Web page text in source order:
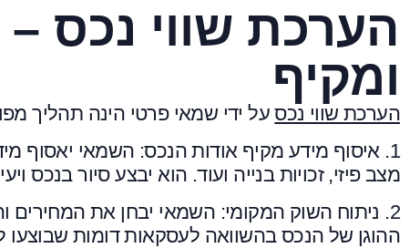
הערכת שווי נכס
ומקיף
הערכת שווי נכסעל ידי שמאי פרטי הינה תהליך
1. איסוף מידע מקיף אודות הנכס:
השמאי יאסוף
מצב פיזי, זכויות בנייה ועוד. הוא יבצע סיור בנכס
2. ניתוח השוק המקומי: השמאי יבחן את
ההוגן של הנכס בהשוואה לעסקאות דומות שבוצעו